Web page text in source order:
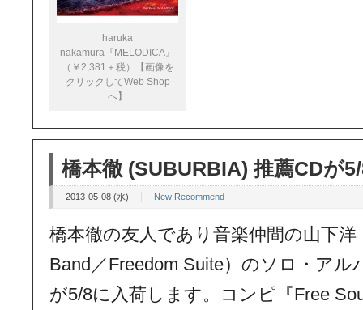
haruka
nakamura『MELODICA』
（￥2,381＋税）【画像を
クリックしてWeb Shop
へ】
橋本徹 (SUBURBIA) 推薦CDが
2013-05-08 (水) New Recommend
橋本徹の友人であり音楽仲間の山下洋
Band／Freedom Suite）のソロ・アル
が5/8に入荷します。コンピ『Free